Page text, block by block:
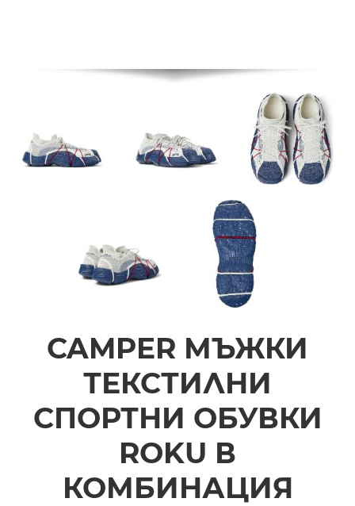
CAMPER МЪЖКИ
ТЕКСТИЛНИ
СПОРТНИ ОБУВКИ
ROKU В
КОМБИНАЦИЯ